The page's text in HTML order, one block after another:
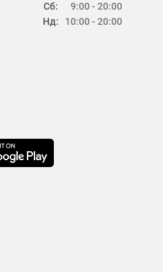
Сб:
Нд:
9:00 - 20:00
10:00 - 20:00